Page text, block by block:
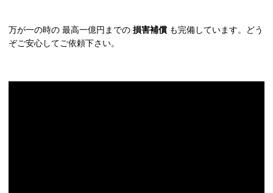
万が一の時の 最高一億円までの 損害補償 も完備しています。どう
ぞご安心してご依頼下さい。